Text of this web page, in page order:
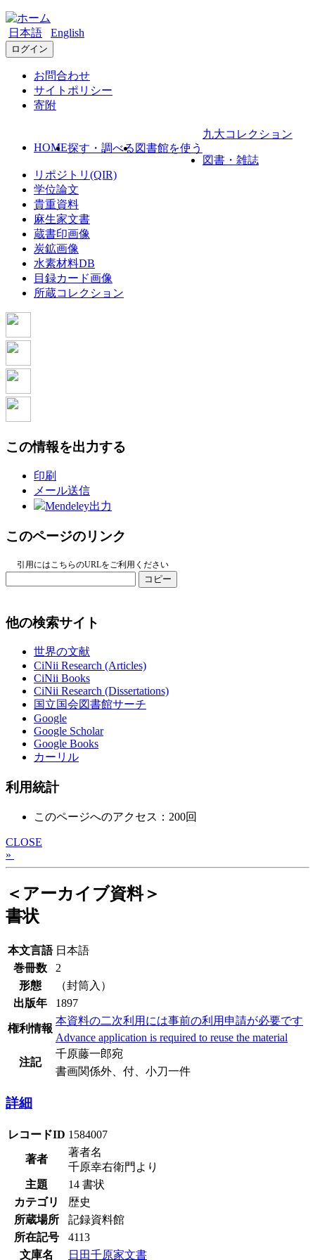
日本語 English
ログイン
お問合わせ
サイトポリシー
寄附
HOME探す・調べる 図書館を使う
九大コレクション
図書・雑誌
リポジトリ(QIR)
学位論文
貴重資料
麻生家文書
蔵書印画像
炭鉱画像
水素材料DB
目録カード画像
所蔵コレクション
この情報を出力する
印刷
メール送信
Mendeley出力
このページのリンク
引用にはこちらのURLをご利用ください
コピー
他の検索サイト
世界の文献
CiNii Research (Articles)
CiNii Books
CiNii Research (Dissertations)
国立国会図書館サーチ
Google
Google Scholar
Google Books
カーリル
利用統計
このページへのアクセス：200回
CLOSE
»
＜アーカイブ資料＞
書状
本文言語 日本語
巻冊数
2
形態
（封筒入）
出版年
1897
権利情報
本資料の二次利用には事前の利用申請が必要です
Advance application is required to reuse the material
注記
千原藤一郎宛
書画関係外、付、小刀一件
詳細
レコードID 1584007
著者
著者名
千原幸右衛門より
主題
14 書状
カテゴリ
歴史
所蔵場所
記録資料館
所在記号
4113
文庫名
日田千原家文書